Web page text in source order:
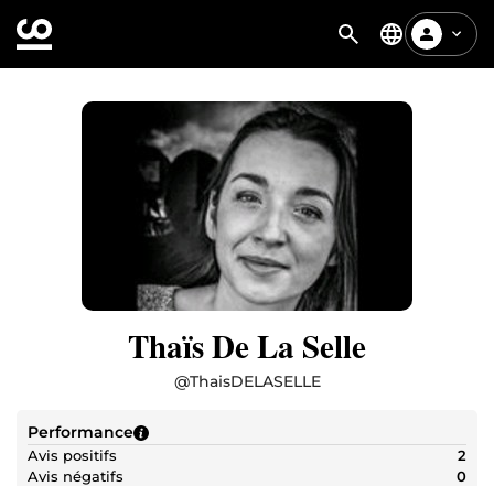
Thaïs De La Selle
@ThaisDELASELLE
Performance
Avis positifs
2
Avis négatifs
0